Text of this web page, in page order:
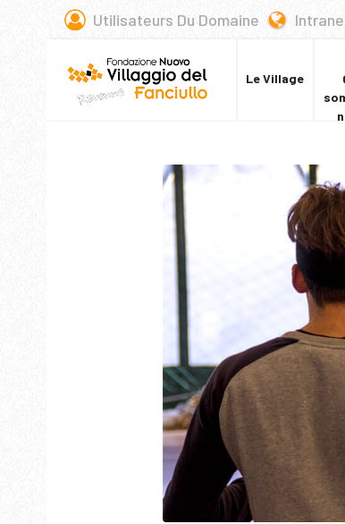
Utilisateurs Du Domaine
Le Village